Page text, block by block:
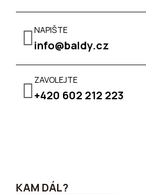
NAPIŠTE
info@baldy.cz
ZAVOLEJTE
+420 602 212 223
KAM DÁL?